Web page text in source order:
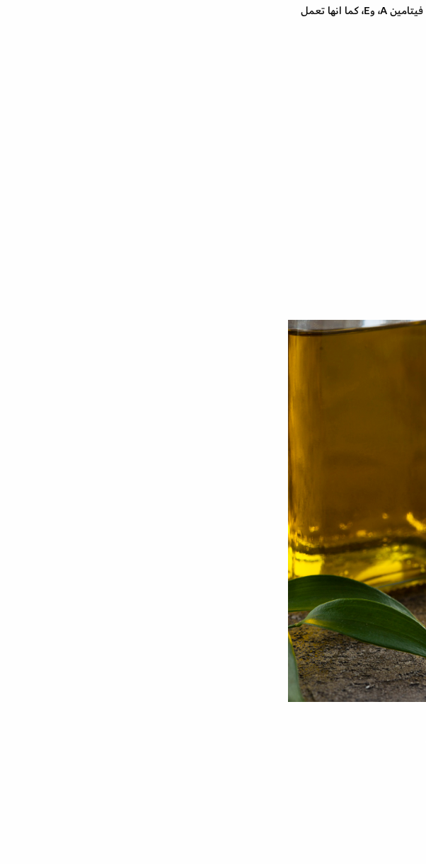
من فوائد زبدة الشيا للشعر الجاف انها تعمل على التخلص من تجاعيده والتقصف وذلك لأنها تحتوي على فيتامين A، وE، كما انها تعمل